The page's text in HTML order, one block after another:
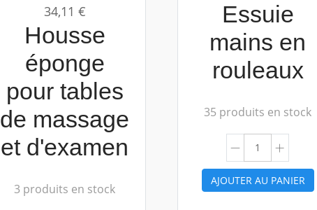
34,11 €
Housse
éponge
pour tables
de massage
et d'examen
3 produits en stock
Essuie
mains en
rouleaux
35 produits en stock
AJOUTER AU PANIER